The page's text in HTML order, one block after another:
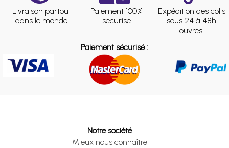
Livraison partout
dans le monde
Paiement 100%
sécurisé
Expédition des colis
sous 24 à 48h
ouvrés.
Paiement sécurisé :
Notre société
Mieux nous connaître